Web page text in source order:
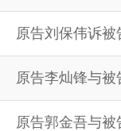
原告刘保伟诉
原告李灿锋与
原告郭金吾与